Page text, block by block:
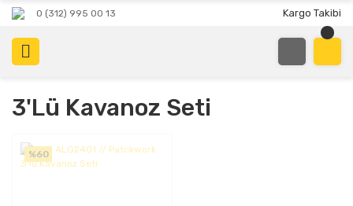
0 (312) 995 00 13 Kargo Takibi
3'lü Kavanoz Seti
%60